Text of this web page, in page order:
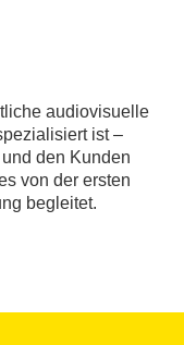
audiovisuelle
ist –
den Kunden
von der ersten
begleitet.